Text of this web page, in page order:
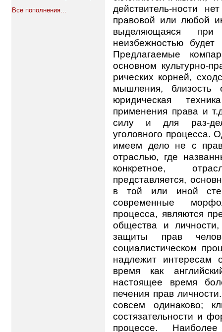
Все пополнения...
действитель-ности
правовой или любой
выделяющаяся
неизбежностью будет
Предлагаемые
основном культурно-
рических корней,
мышления, близость
юридическая
применения права и
силу и для раз-
уголовного процесса.
имеем дело не с
отраслью, где
конкретное,
представляется,
в той или иной
современные
процесса, являются
общества и
защиты прав
социалистическом
надлежит интересам
время как
настоящее время
печения прав
совсем одинаково;
состязательности и
процессе. Наиболее